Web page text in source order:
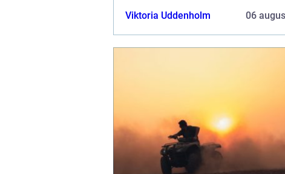
Viktoria Uddenholm 06